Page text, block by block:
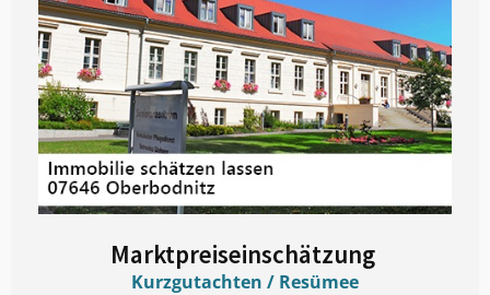
Marktpreiseinschätzung ​
Kurzgutachten / Resümee